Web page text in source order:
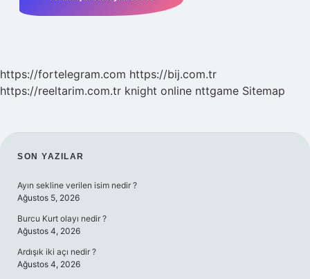
https://fortelegram.com https://bij.com.tr
https://reeltarim.com.tr knight online nttgame Sitemap
SIDEBAR
SON YAZILAR
Ayın sekline verilen isim nedir ?
Ağustos 5, 2026
Burcu Kurt olayı nedir ?
Ağustos 4, 2026
Ardışık iki açı nedir ?
Ağustos 4, 2026